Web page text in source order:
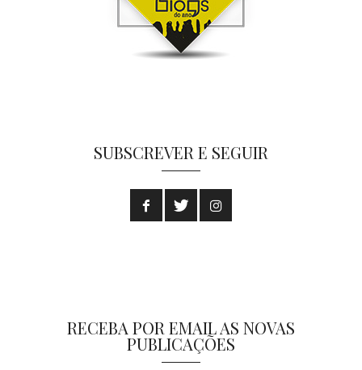
SUBSCREVER E SEGUIR
RECEBA POR EMAIL AS NOVAS
PUBLICAÇÕES